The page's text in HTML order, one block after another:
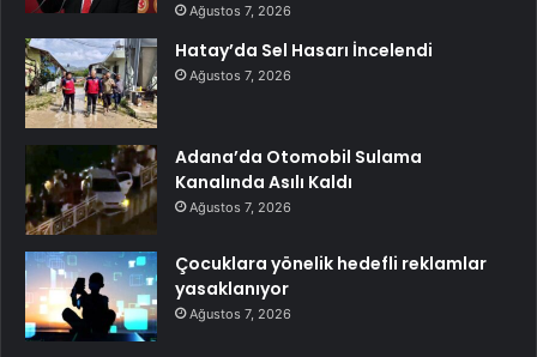
Ağustos 7, 2026
Hatay’da Sel Hasarı İncelendi
Ağustos 7, 2026
Adana’da Otomobil Sulama
Kanalında Asılı Kaldı
Ağustos 7, 2026
Çocuklara yönelik hedefli reklamlar
yasaklanıyor
Ağustos 7, 2026